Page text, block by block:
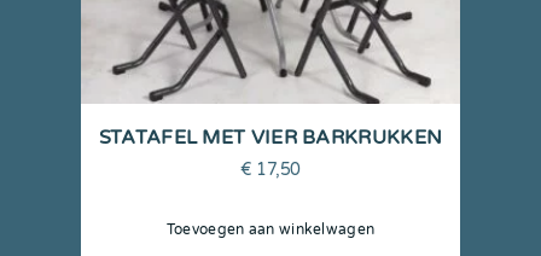
STATAFEL MET VIER BARKRUKKEN
€ 17,50
Toevoegen aan winkelwagen